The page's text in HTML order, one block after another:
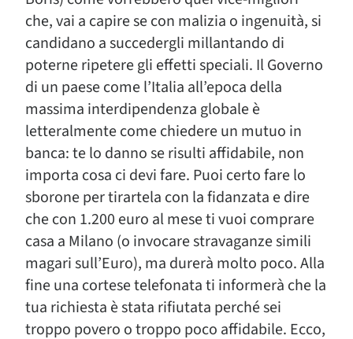
che, vai a capire se con malizia o ingenuità, si
candidano a succedergli millantando di
poterne ripetere gli effetti speciali. Il Governo
di un paese come l’Italia all’epoca della
massima interdipendenza globale è
letteralmente come chiedere un mutuo in
banca: te lo danno se risulti affidabile, non
importa cosa ci devi fare. Puoi certo fare lo
sborone per tirartela con la fidanzata e dire
che con 1.200 euro al mese ti vuoi comprare
casa a Milano (o invocare stravaganze simili
magari sull’Euro), ma durerà molto poco. Alla
fine una cortese telefonata ti informerà che la
tua richiesta è stata rifiutata perché sei
troppo povero o troppo poco affidabile. Ecco,